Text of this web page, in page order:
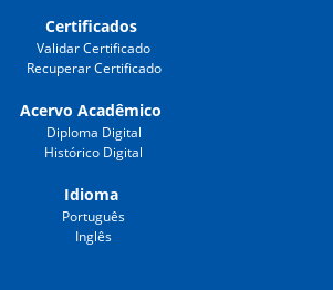
Certificados
Validar Certificado
Recuperar Certificado
Acervo Acadêmico
Diploma Digital
Histórico Digital
Idioma
Português
Inglês